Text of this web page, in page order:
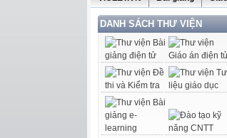
DANH SÁCH THƯ VIỆN